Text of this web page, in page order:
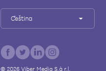
Čeština
© 2026Viber Media S.à r.l.